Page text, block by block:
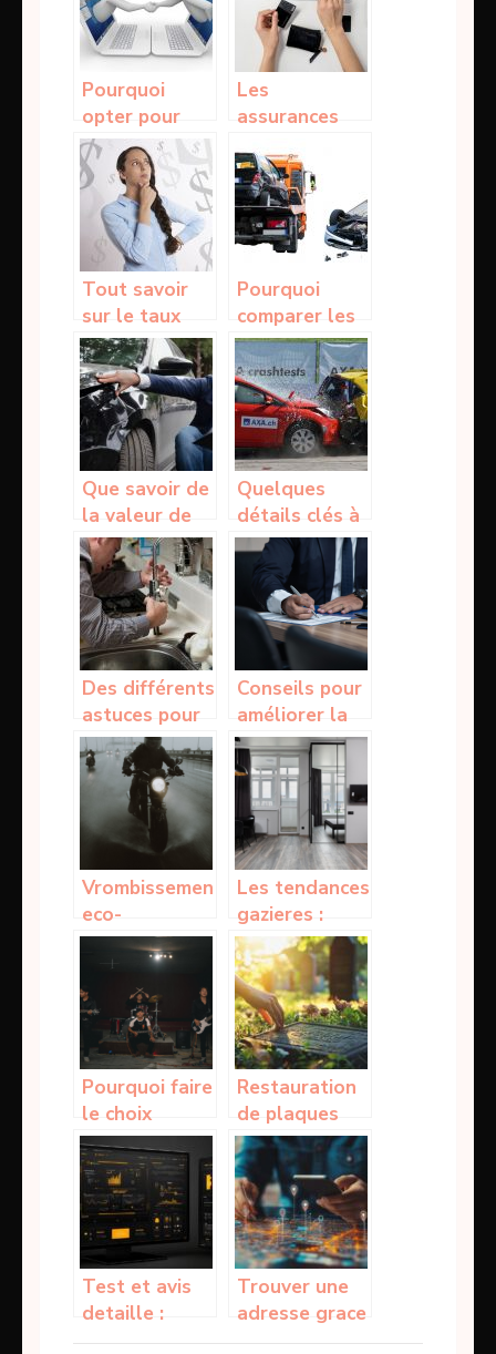
optimal ?
Pourquoi
opter pour
une assurance
auto en ligne
?
Les
assurances
carte bancaire
Tout savoir
sur le taux
horaire du
SMIC
Pourquoi
comparer les
assurances
auto lors du
choix ?
Que savoir de
la valeur de
remplacement
à dire d’expert
d’une
assurance ?
Quelques
détails clés à
retenir sur
une assurance
auto tout
risque
Des différents
astuces pour
déboucher les
canaux
Conseils pour
améliorer la
gestion
financière
d’une
entreprise
Vrombissement
eco-
responsable :
plongee dans
la revolution
des e-motos
Les tendances
gazieres :
trouver la
meilleure
offre pour
votre maison
Pourquoi faire
le choix
d’intégrer une
école de
musique à
Genève ?
Restauration
de plaques
funeraires :
les etapes
essentielles
pour un
nettoyage
respectueux
Test et avis
detaille :
Loonea
Trouver une
adresse grace
au nom de la